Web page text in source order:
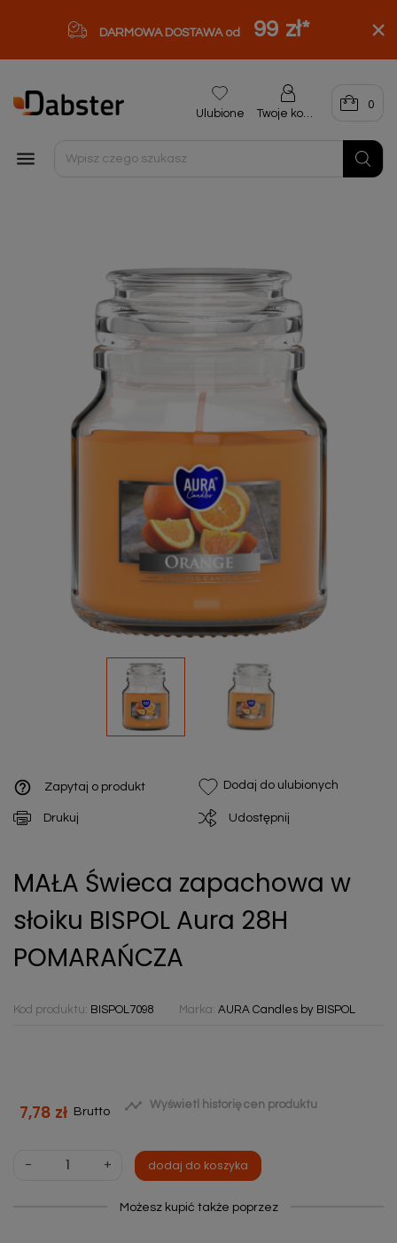
DARMOWA DOSTAWA od 99 zł*

Ulubione Twoje konto
0
help_outline Zapytaj o produkt Dodaj do ulubionych
Drukuj Udostępnij
MAŁA Świeca zapachowa w
słoiku BISPOL Aura 28H
POMARAŃCZA
Kod produktu: BISPOL7098 Marka: AURA Candles by BISPOL
7,78 zł Brutto  Wyświetl historię cen produktu
- + dodaj do koszyka
Możesz kupić także poprzez